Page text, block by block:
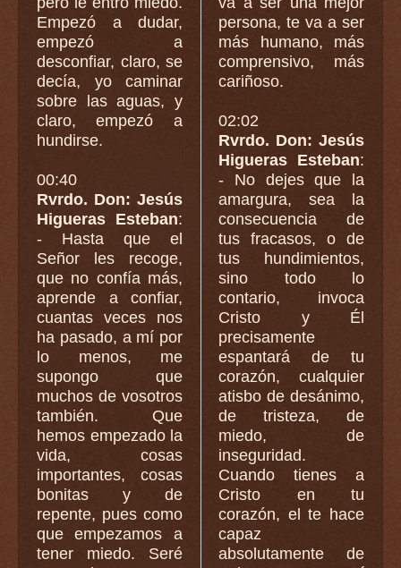
Empezó a dudar,
empezó a
desconfiar, claro, se
decía, yo caminar
sobre las aguas, y
claro, empezó a
hundirse.
00:40
Rvrdo. Don: Jesús
Higueras Esteban:
- Hasta que el
Señor les recoge,
que no confía más,
aprende a confiar,
cuantas veces nos
ha pasado, a mí por
lo menos, me
supongo que
muchos de vosotros
también. Que
hemos empezado la
vida, cosas
importantes, cosas
bonitas y de
repente, pues como
que empezamos a
tener miedo. Seré
persona, te va a ser
más humano, más
comprensivo, más
cariñoso.
02:02
Rvrdo. Don: Jesús
Higueras Esteban:
- No dejes que la
amargura, sea la
consecuencia de
tus fracasos, o de
tus hundimientos,
sino todo lo
contario, invoca
Cristo y Él
precisamente
espantará de tu
corazón, cualquier
atisbo de desánimo,
de tristeza, de
miedo, de
inseguridad.
Cuando tienes a
Cristo en tu
corazón, el te hace
capaz
absolutamente de